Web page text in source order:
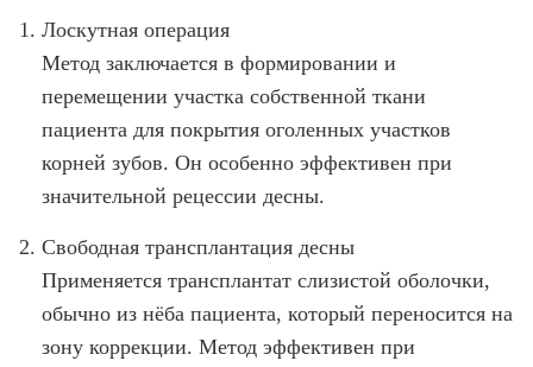
ФОТОГАЛЕРЕЯ
ОФИЦИАЛЬНАЯ ИНФОРМАЦИЯ
ОБОРУДОВАНИЕ
Лоскутная операция
Метод заключается в формировании и
перемещении участка собственной ткани
пациента для покрытия оголенных участков
корней зубов. Он особенно эффективен при
значительной рецессии десны.
Свободная трансплантация десны
Применяется трансплантат слизистой оболочки,
обычно из нёба пациента, который переносится на
зону коррекции. Метод эффективен при